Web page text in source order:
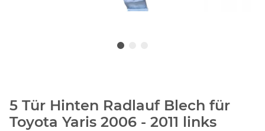
5 Tür Hinten Radlauf Blech für
Toyota Yaris 2006 - 2011 links